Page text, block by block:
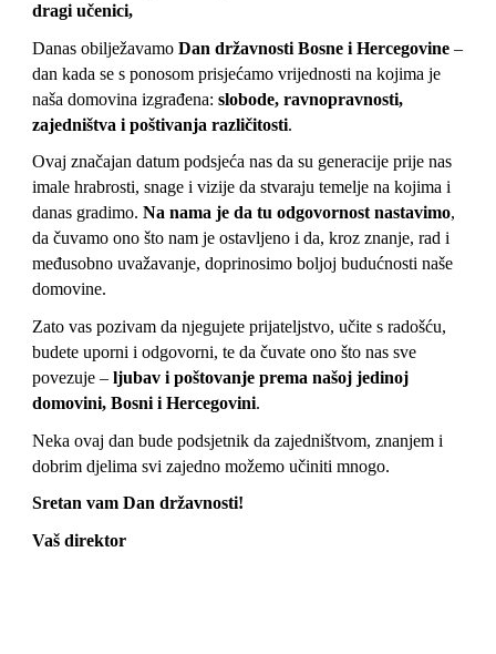
dragi učenici,
Danas obilježavamoDan državnosti Bosne i Hercegovine –
dan kada se s ponosom prisjećamo vrijednosti na kojima je
naša domovina izgrađena:slobode, ravnopravnosti,
zajedništva i poštivanja različitosti.
Ovaj značajan datum podsjeća nas da su generacije prije nas
imale hrabrosti, snage i vizije da stvaraju temelje na kojima i
danas gradimo.Na nama je da tu odgovornost nastavimo,
da čuvamo ono što nam je ostavljeno i da, kroz znanje, rad i
međusobno uvažavanje, doprinosimo boljoj budućnosti naše
domovine.
Zato vas pozivam da njegujete prijateljstvo, učite s radošću,
budete uporni i odgovorni, te da čuvate ono što nas sve
povezuje –ljubav i poštovanje prema našoj jedinoj
domovini, Bosni i Hercegovini.
Neka ovaj dan bude podsjetnik da zajedništvom, znanjem i
dobrim djelima svi zajedno možemo učiniti mnogo.
Sretan vam Dan državnosti!
Vaš direktor